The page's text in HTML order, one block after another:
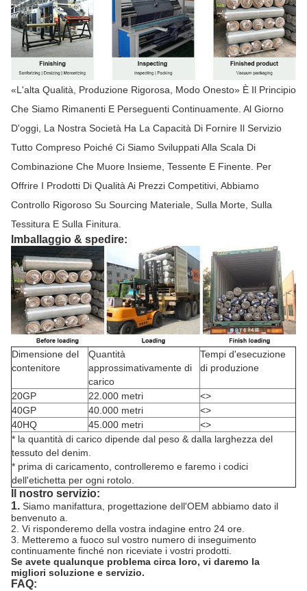
«L'alta Qualità, Produzione Rigorosa, Modo Onesto» È Il Principio
Che Siamo Rimanenti E Perseguenti Continuamente. Al Giorno
D'oggi, La Nostra Società Ha La Capacità Di Fornire Il Servizio
Tutto Compreso Poiché Ci Siamo Sviluppati Alla Scala Di
Combinazione Che Muore Insieme, Tessente E Finente. Per
Offrire I Prodotti Di Qualità Ai Prezzi Competitivi, Abbiamo
Controllo Rigoroso Su Sourcing Materiale, Sulla Morte, Sulla
Tessitura E Sulla Finitura.
Imballaggio & spedire:
Dimensione del
contenitore
Quantità
approssimativamente di
carico
Tempi d'esecuzione
di produzione
20GP 22.000 metri
<>
40GP
40.000 metri
<>
40HQ
45.000 metri
<>
* la quantità di carico dipende dal peso & dalla larghezza del
tessuto del denim.
* prima di caricamento, controlleremo e faremo i codici
dell'etichetta per ogni rotolo.
Il nostro servizio:
1. Siamo manifattura, progettazione dell'OEM abbiamo dato il
benvenuto a.
2. Vi risponderemo della vostra indagine entro 24 ore.
3. Metteremo a fuoco sul vostro numero di inseguimento
continuamente finché non riceviate i vostri prodotti.
Se avete qualunque problema circa loro, vi daremo la
migliori soluzione e servizio.
FAQ: